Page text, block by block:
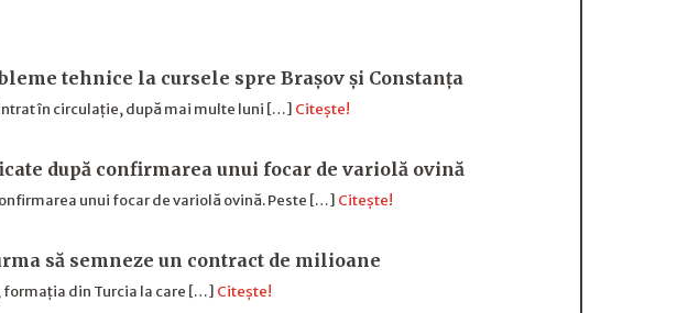
tehnice la cursele spre Brașov și Constanța
în circulație, după mai multe luni […] Citește!
după confirmarea unui focar de variolă ovină
unui focar de variolă ovină. Peste […] Citește!
să semneze un contract de milioane
formația din Turcia la care […] Citește!